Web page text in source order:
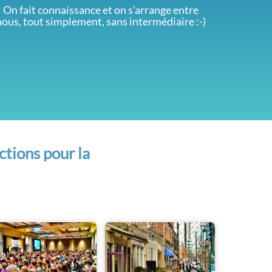
On fait connaissance et on s'arrange entre
tout simplement, sans intermédiaire :-)
pour la